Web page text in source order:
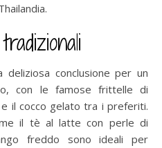
deliziosa conclusione per un
con le famose frittelle di
il cocco gelato tra i preferiti.
il tè al latte con perle di
freddo sono ideali per